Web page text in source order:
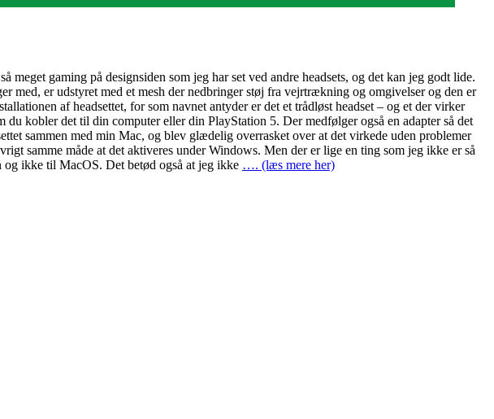
gaming på designsiden som jeg har set ved andre headsets, og det kan jeg godt lide.
med, er udstyret med et mesh der nedbringer støj fra vejrtrækning og omgivelser og den er
af headsettet, for som navnet antyder er det et trådløst headset – og et der virker
du kobler det til din computer eller din PlayStation 5. Der medfølger også en adapter så det
sammen med min Mac, og blev glædelig overrasket over at det virkede uden problemer
samme måde at det aktiveres under Windows. Men der er lige en ting som jeg ikke er så
ikke til MacOS. Det betød også at jeg ikke …. (læs mere her)